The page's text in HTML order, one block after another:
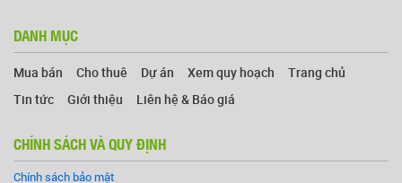
DANH MỤC
Mua bán Cho thuê Dự án Xem quy hoạch
Trang chủ
Tin tức
Giới thiệu Liên hệ & Báo giá
CHÍNH SÁCH VÀ QUY ĐỊNH
Chính sách bảo mật